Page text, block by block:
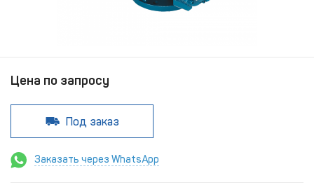
Цена по запросу
Под заказ
Заказать через WhatsApp